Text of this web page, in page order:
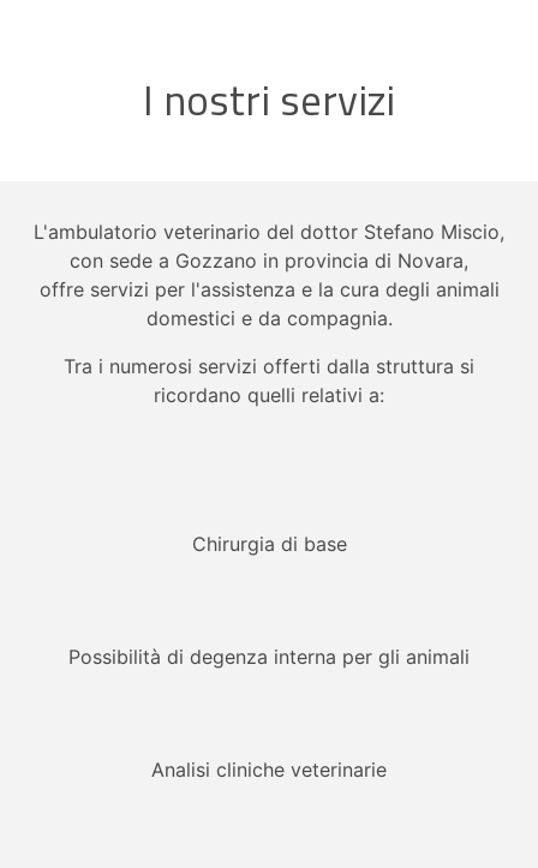
I nostri servizi
L'ambulatorio veterinario del dottor Stefano Miscio,
con sede a Gozzano in provincia di Novara,
offre servizi per l'assistenza e la cura degli animali
domestici e da compagnia.
Tra i numerosi servizi offerti dalla struttura si
ricordano quelli relativi a:
Chirurgia di base
Possibilità di degenza interna per gli animali
Analisi cliniche veterinarie